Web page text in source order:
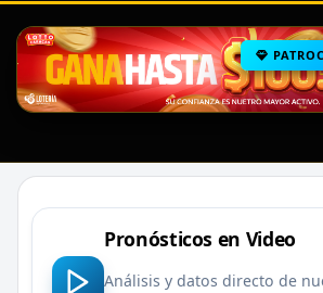
Pronósticos en Video
Análisis y datos directo de